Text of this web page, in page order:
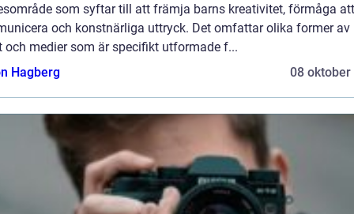
som syftar till att främja barns kreativitet, förmåga att
och konstnärliga uttryck. Det omfattar olika former av
och medier som är specifikt utformade f...
Hagberg
08 oktober